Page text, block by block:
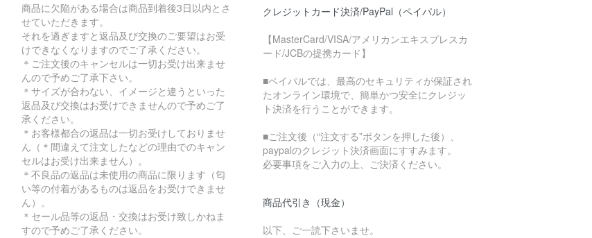
商品に欠陥がある場合は商品到着後3日以内とさ
せていただきます。
それを過ぎますと返品及び交換のご要望はお受
けできなくなりますのでご了承ください。
＊ご注文後のキャンセルは一切お受け出来ませ
んので予めご了承下さい。
＊サイズが合わない、イメージと違うといった
返品及び交換はお受けできませんので予めご了
承ください。
＊お客様都合の返品は一切お受けしておりませ
ん（＊間違えて注文したなどの理由でのキャン
セルはお受け出来ません）。
＊不良品の返品は未使用の商品に限ります（匂
い等の付着があるものは返品をお受けできませ
ん）。
＊セール品等の返品・交換はお受け致しかねま
すので予めご了承ください。
クレジットカード決済/PayPal（ペイパル）
【MasterCard/VISA/アメリカンエキスプレスカ
ード/JCBの提携カード】
■ペイパルでは、最高のセキュリティが保証され
たオンライン環境で、簡単かつ安全にクレジッ
ト決済を行うことができます。
■ご注文後（“注文する”ボタンを押した後）、
paypalのクレジット決済画面にすすみます。
必要事項をご入力の上、ご決済ください。
商品代引き（現金）
以下、ご一読下さいませ。